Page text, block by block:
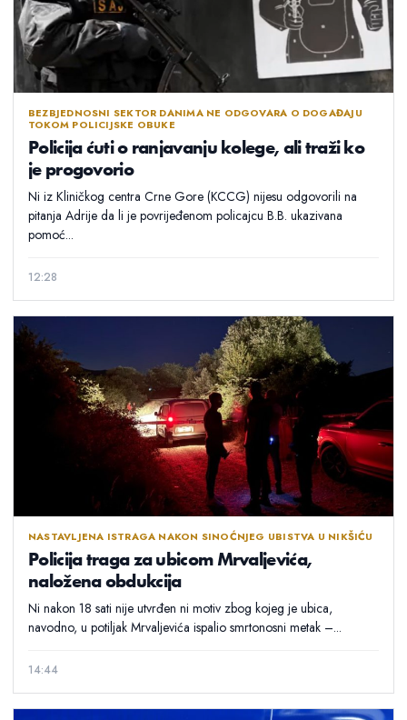
BEZBJEDNOSNI SEKTOR DANIMA NE ODGOVARA O DOGAĐAJU
TOKOM POLICIJSKE OBUKE
Policija ćuti o ranjavanju kolege, ali traži ko
je progovorio
Ni iz Kliničkog centra Crne Gore (KCCG) nijesu odgovorili na
pitanja Adrije da li je povrijeđenom policajcu B.B. ukazivana
pomoć...
12:28
NASTAVLJENA ISTRAGA NAKON SINOĆNJEG UBISTVA U NIKŠIĆU
Policija traga za ubicom Mrvaljevića,
naložena obdukcija
Ni nakon 18 sati nije utvrđen ni motiv zbog kojeg je ubica,
navodno, u potiljak Mrvaljevića ispalio smrtonosni metak –...
14:44